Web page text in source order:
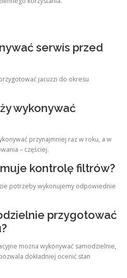
serwis przed
jacuzzi do okresu
wykonywać
przynajmniej raz w roku, a w
– częściej.
kontrolę filtrów?
potrzeby wykonujemy odpowiednie
przygotować
można wykonywać samodzielnie,
dokładniej ocenić stan